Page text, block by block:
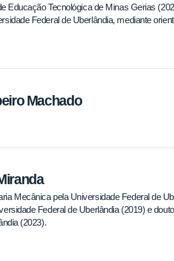
Educação Tecnológica de Minas Gerias
Federal de Uberlândia, mediante
Machado
Mecânica pela Universidade Federal de
Federal de Uberlândia (2019) e
(2023).